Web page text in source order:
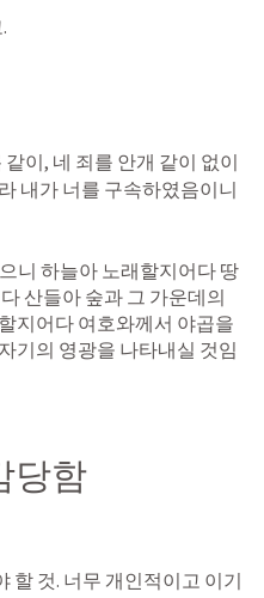
이, 네 죄를 안개 같이 없이
내가 너를 구속하였음이니
니 하늘아 노래할지어다 땅
산들아 숲과 그 가운데의
지어다 여호와께서 야곱을
기의 영광을 나타내실 것임
당함
할 것. 너무 개인적이고 이기